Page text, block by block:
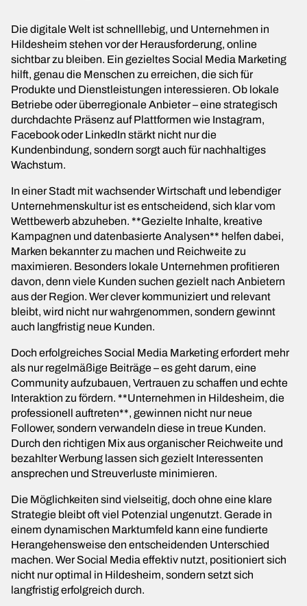
Die digitale Welt ist schnelllebig, und Unternehmen in
Hildesheim stehen vor der Herausforderung, online
sichtbar zu bleiben. Ein gezieltes Social Media Marketing
hilft, genau die Menschen zu erreichen, die sich für
Produkte und Dienstleistungen interessieren. Ob lokale
Betriebe oder überregionale Anbieter – eine strategisch
durchdachte Präsenz auf Plattformen wie Instagram,
Facebook oder LinkedIn stärkt nicht nur die
Kundenbindung, sondern sorgt auch für nachhaltiges
Wachstum.
In einer Stadt mit wachsender Wirtschaft und lebendiger
Unternehmenskultur ist es entscheidend, sich klar vom
Wettbewerb abzuheben. **Gezielte Inhalte, kreative
Kampagnen und datenbasierte Analysen** helfen dabei,
Marken bekannter zu machen und Reichweite zu
maximieren. Besonders lokale Unternehmen profitieren
davon, denn viele Kunden suchen gezielt nach Anbietern
aus der Region. Wer clever kommuniziert und relevant
bleibt, wird nicht nur wahrgenommen, sondern gewinnt
auch langfristig neue Kunden.
Doch erfolgreiches Social Media Marketing erfordert mehr
als nur regelmäßige Beiträge – es geht darum, eine
Community aufzubauen, Vertrauen zu schaffen und echte
Interaktion zu fördern. **Unternehmen in Hildesheim, die
professionell auftreten**, gewinnen nicht nur neue
Follower, sondern verwandeln diese in treue Kunden.
Durch den richtigen Mix aus organischer Reichweite und
bezahlter Werbung lassen sich gezielt Interessenten
ansprechen und Streuverluste minimieren.
Die Möglichkeiten sind vielseitig, doch ohne eine klare
Strategie bleibt oft viel Potenzial ungenutzt. Gerade in
einem dynamischen Marktumfeld kann eine fundierte
Herangehensweise den entscheidenden Unterschied
machen. Wer Social Media effektiv nutzt, positioniert sich
nicht nur optimal in Hildesheim, sondern setzt sich
langfristig erfolgreich durch.